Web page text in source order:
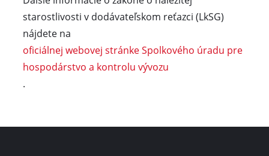
starostlivosti v dodávateľskom reťazci (LkSG)
nájdete na
oficiálnej webovej stránke Spolkového úradu pre
hospodárstvo a kontrolu vývozu
.